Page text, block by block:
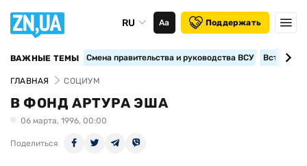
RU Аа Поддержать
ВАЖНЫЕ ТЕМЫ Смена правительства и руководства ВСУ
ГЛАВНАЯ СОЦИУМ
В ФОНД АРТУРА ЭША
06 марта, 1996, 00:00
Поделиться